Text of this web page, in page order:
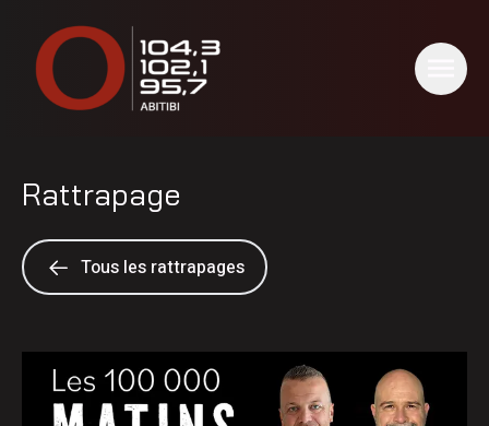
Rattrapage
Tous les rattrapages